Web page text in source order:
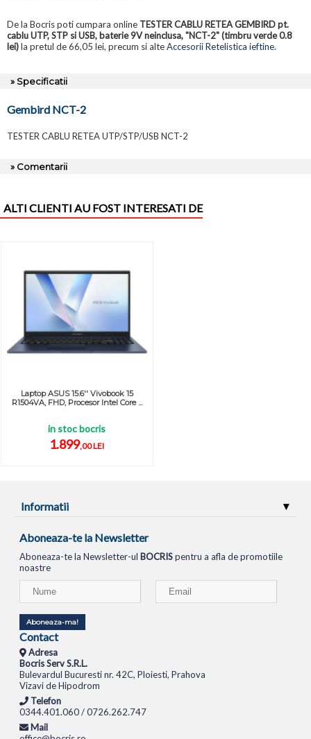
De la Bocris poti cumpara online TESTER CABLU RETEA GEMBIRD pt.
cablu UTP, STP si USB, baterie 9V neinclusa, "NCT-2" (timbru verde 0.8
lei)la pretul de 66,05 lei, precum si alteAccesorii Retelistica ieftine.
» Specificatii
Gembird NCT-2
TESTER CABLU RETEA UTP/STP/USB NCT-2
» Comentarii
ALTI CLIENTI AU FOST INTERESATI DE
Laptop ASUS 15.6'' Vivobook 15
R1504VA, FHD, Procesor Intel Core ...
in stoc bocris
1.899,00 LEI
Informatii
Aboneaza-te la Newsletter
Aboneaza-te la Newsletter-ul BOCRISpentru a afla de promotiile
noastre
Aboneaza-ma!
Contact
Adresa
Bocris Serv S.R.L.
Bulevardul Bucuresti nr. 42C, Ploiesti, Prahova
Vizavi de Hipodrom
Telefon
0344.401.060 / 0726.262.747
Mail